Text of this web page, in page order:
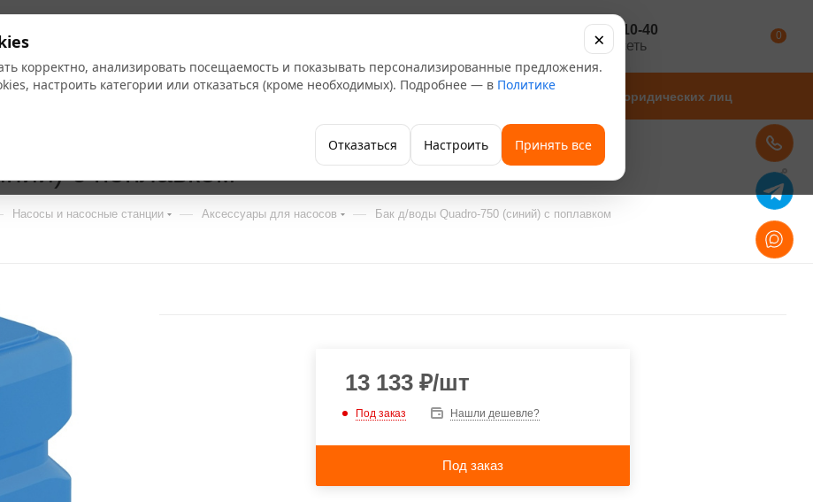
+7 347 246-10-40
розничная сеть
0
Бренды Компания Для юридических лиц
с поплавком
Насосы и насосные станции — Аксессуары для насосов — Бак д/воды Quadro-750 (синий) с поплавком
13 133 ₽/шт
Под заказ Нашли дешевле?
Под заказ
корректно, анализировать посещаемость и показывать персонализированные предложения.
настроить категории или отказаться (кроме необходимых). Подробнее — в Политике
Отказаться Настроить Принять все
×